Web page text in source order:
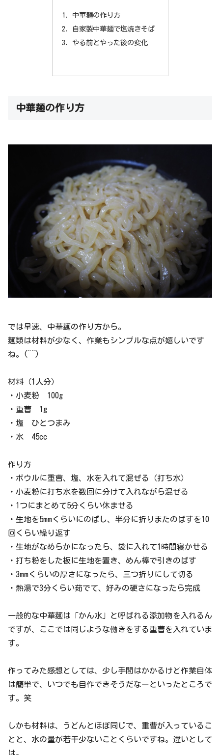
中華麺の作り方
自家製中華麺で塩焼きそば
やる前とやった後の変化
中華麺の作り方
では早速、中華麺の作り方から。
麺類は材料が少なく、作業もシンプルな点が嬉しいです
ね。(^^)
材料（1人分）
・小麦粉 100g
・重曹 1g
・塩 ひとつまみ
・水 45cc
作り方
・ボウルに重曹、塩、水を入れて混ぜる（打ち水）
・小麦粉に打ち水を数回に分けて入れながら混ぜる
・1つにまとめて5分くらい休ませる
・生地を5mmくらいにのばし、半分に折りまたのばすを10
回くらい繰り返す
・生地がなめらかになったら、袋に入れて1時間寝かせる
・打ち粉をした板に生地を置き、めん棒で引きのばす
・3mmくらいの厚さになったら、三つ折りにして切る
・熱湯で3分くらい茹でて、好みの硬さになったら完成
一般的な中華麺は「かん水」と呼ばれる添加物を入れるん
ですが、ここでは同じような働きをする重曹を入れていま
す。
作ってみた感想としては、少し手間はかかるけど作業自体
は簡単で、いつでも自作できそうだなーといったところで
す。笑
しかも材料は、うどんとほぼ同じで、重曹が入っているこ
とと、水の量が若干少ないことくらいですね。違いとして
は。